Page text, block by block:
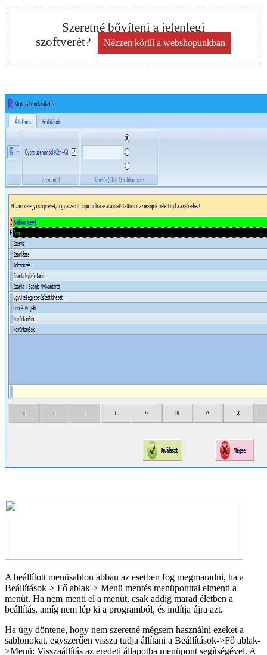
Szeretné bővíteni a jelenlegi
szoftverét?
Nézzen körül a webshopunkban
A beállított menüsablon abban az esetben fog megmaradni, ha a
Beállítások-> Fő ablak-> Menü mentés menüponttal elmenti a
menüt. Ha nem menti el a menüt, csak addig marad életben a
beállítás, amíg nem lép ki a programból, és indítja újra azt.
Ha úgy döntene, hogy nem szeretné mégsem használni ezeket a
sablonokat, egyszerűen vissza tudja állítani a Beállítások->Fő ablak-
>Menü: Visszaállítás az eredeti állapotba menüpont segítségével. A